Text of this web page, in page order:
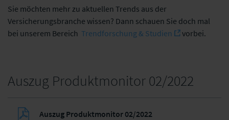
Sie möchten mehr zu aktuellen Trends aus der
Versicherungsbranche wissen? Dann schauen Sie doch mal
bei unserem Bereich Trendforschung & Studien vorbei.
Auszug Produktmonitor 02/2022
Auszug Produktmonitor 02/2022